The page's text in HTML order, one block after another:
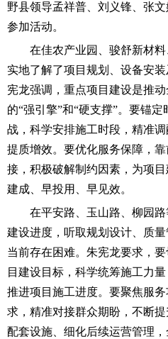
野县领导孟祥普、刘义锋、张
参加活动。
在佳农产业园、骏舒新材
实地了解了项目规划、设备安
宪龙强调，重点项目建设是推
的“强引擎”和“硬支撑”。要锚
战，科学安排施工时段，精准
提质增效。要优化服务保障，
接，积极破解制约因素，为项
建成、早投用、早见效。
在平安路、玉山路、柳园
建设进度，听取规划设计、质
当前存在困难。朱宪龙要求，
目建设目标，科学统筹施工力
推进项目施工进度。要聚焦服
求，精准对接群众期盼，不断
配套设施、细化后续运营管理